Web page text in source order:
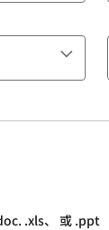
.xls、 或 .ppt